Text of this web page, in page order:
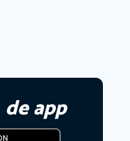
de app